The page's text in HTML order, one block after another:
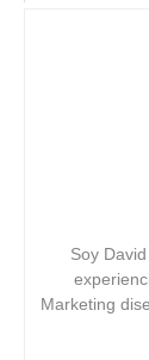
Soy
Marketing